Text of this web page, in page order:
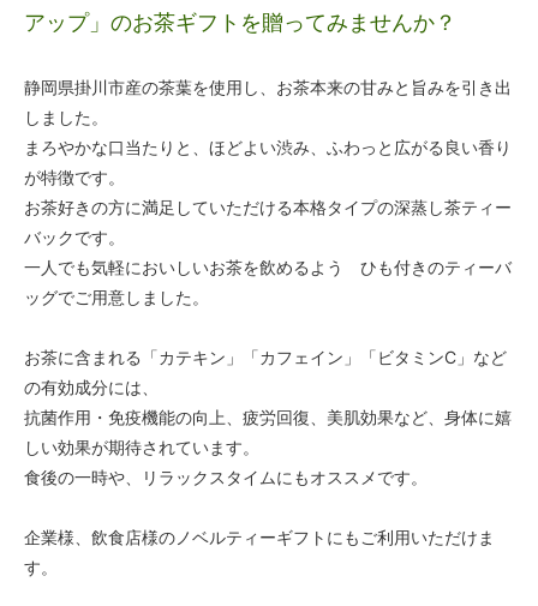
アップ」のお茶ギフトを贈ってみませんか？
静岡県掛川市産の茶葉を使用し、お茶本来の甘みと旨みを引き出
しました。
まろやかな口当たりと、ほどよい渋み、ふわっと広がる良い香り
が特徴です。
お茶好きの方に満足していただける本格タイプの深蒸し茶ティー
バックです。
一人でも気軽においしいお茶を飲めるよう ひも付きのティーバ
ッグでご用意しました。
お茶に含まれる「カテキン」「カフェイン」「ビタミンC」など
の有効成分には、
抗菌作用・免疫機能の向上、疲労回復、美肌効果など、身体に嬉
しい効果が期待されています。
食後の一時や、リラックスタイムにもオススメです。
企業様、飲食店様のノベルティーギフトにもご利用いただけま
す。